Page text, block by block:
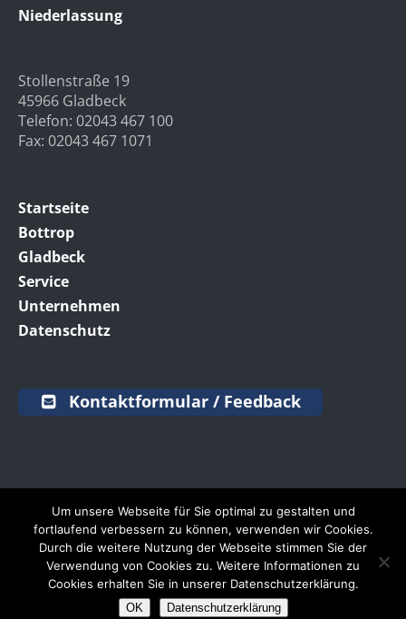
Niederlassung
Stollenstraße 19
45966 Gladbeck
Telefon: 02043 467 100
Fax: 02043 467 1071
Startseite
Bottrop
Gladbeck
Service
Unternehmen
Datenschutz
Kontaktformular / Feedback
SCHRAVEN Truck & Trailer Service | E-Mail:
info@schraven.de|SCANIA Assistance 24h:0261
887 8888
Um unsere Webseite für Sie optimal zu gestalten und
fortlaufend verbessern zu können, verwenden wir Cookies.
Durch die weitere Nutzung der Webseite stimmen Sie der
Verwendung von Cookies zu. Weitere Informationen zu
Cookies erhalten Sie in unserer Datenschutzerklärung.
OK Datenschutzerklärung